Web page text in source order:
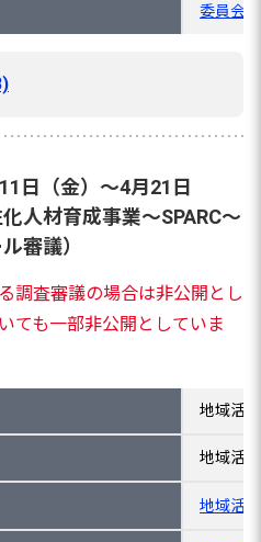
委員会
日（金）～4月21日
人材育成事業～SPARC～
審議）
調査審議の場合は非公開とし
ても一部非公開としていま
地域活
地域活
地域活